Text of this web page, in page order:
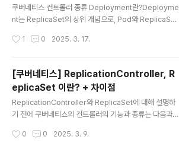
작 방식: Job은 하나 이상의 파드를 생성하여 작업을 수행
한 후, 작업이 성공적으로 완료되면 종료됩니다. 만약 작업
운 파드를 생성하여 작업을 다시..
쿠버네티스 컨트롤러 종류 Deployment란?Deployme
nt는 ReplicaSet의 상위 개념으로, Pod와 ReplicaSet
버전을 배포해야하거나 부하가 증가하면서 Pod를 추가하
만약 배포한 새버전의 문제가 생긴 경우 Deployment를
통해 쉽게 이전 버전으로 롤백할 수 있습니다. 쿠버네티스
로 서비스를 운영하는 상황이라면 ReplicaSet만으로 운
영하기 보다는 대부분 Deployment단위로 Pod와 Rep
Version: apps/v1kind: ..
1 0 2025. 3. 17.
[쿠버네티스] ReplicationController, R
eplicaSet 이란? + 차이점
ReplicationController와 ReplicaSet에 대해 설명하
기 전에 쿠버네티스의 컨트롤러의 기능과 종류는 다음과
보장 쿠버네티스 컨트롤러 종류이번 글에서는 이중에서 R
0 0 2025. 3. 9.